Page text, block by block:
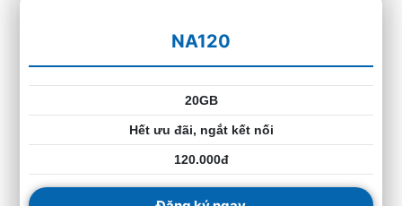
NA120
20GB
Hết ưu đãi, ngắt kết nối
120.000đ